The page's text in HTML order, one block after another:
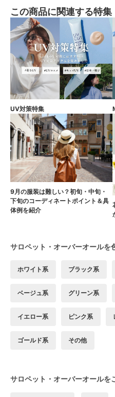
この商品に関連する特集
UV対策特集
9月の服装は難しい？初旬・中旬・
下旬のコーディネートポイント＆具
体例を紹介
サロペット・オーバーオールを
ホワイト系 ブラック系
ベージュ系 グリーン系
イエロー系 ピンク系
ゴールド系 その他
サロペット・オーバーオールを